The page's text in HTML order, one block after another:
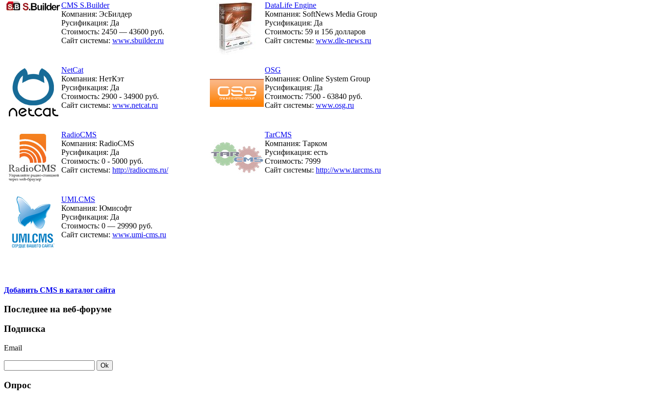
CMS S.Builder
Компания: ЭсБилдер
Русификация: Да
Стоимость: 2450 — 43600 руб.
Сайт системы: www.sbuilder.ru
DataLife Engine
Компания: SoftNews Media Group
Русификация: Да
Стоимость: 59 и 156 долларов
Сайт системы: www.dle-news.ru
NetCat
Компания: НетКэт
Русификация: Да
Стоимость: 2900 - 34900 руб.
Сайт системы: www.netcat.ru
OSG
Компания: Online System Group
Русификация: Да
Стоимость: 7500 - 63840 руб.
Сайт системы: www.osg.ru
RadioCMS
Компания: RadioCMS
Русификация: Да
Стоимость: 0 - 5000 руб.
Сайт системы: http://radiocms.ru/
TarCMS
Компания: Тарком
Русификация: есть
Стоимость: 7999
Сайт системы: http://www.tarcms.ru
UMI.CMS
Компания: Юмисофт
Русификация: Да
Стоимость: 0 — 29990 руб.
Сайт системы: www.umi-cms.ru
Добавить CMS в каталог сайта
Последнее на веб-форуме
Подписка
Email
Опрос